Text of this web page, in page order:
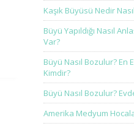
Kaşık Büyüsü Nedir
Büyü Yapıldığı Nasıl
Var?
Büyü Nasıl Bozulur? En
Kimdir?
Büyü Nasıl Bozulur?
Amerika Medyum